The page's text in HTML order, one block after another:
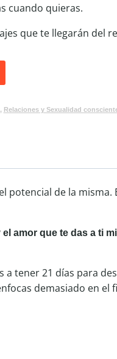
cuando quieras.
que te llegarán del
, Relaciones y Sexualidad
potencial de la misma.
el amor que te das a ti
tener 21 días para
demasiado en el